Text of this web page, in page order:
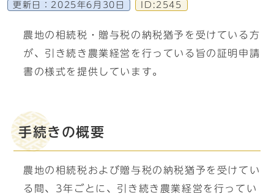
更新日： 2025年6月30日 ID:2545
農地の相続税・贈与税の納税猶予を受けている方
が、引き続き農業経営を行っている旨の証明申請
書の様式を提供しています。
手続きの概要
農地の相続税および贈与税の納税猶予を受けてい
る間、3年ごとに、引き続き農業経営を行ってい